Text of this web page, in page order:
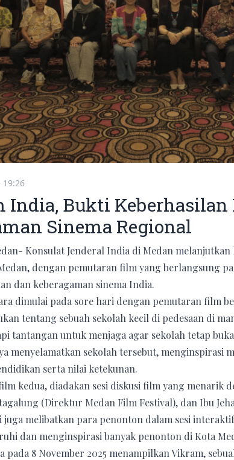
19:26
India, Bukti
Sinema Regional
Konsulat Jenderal India di Medan
dengan pemutaran film yang berlangsung
dan keberagaman sinema India.
dimulai pada sore hari dengan pemutaran film
tentang sebuah sekolah kecil di pedesaan di
tantangan untuk menjaga agar sekolah tetap
menyelamatkan sekolah tersebut, menginspirasi
serta nilai ketekunan.
kedua, diadakan sesi diskusi film yang menarik
(Direktur Medan Film Festival), dan Ibu
juga melibatkan para penonton dalam sesi
dan menginspirasi banyak penonton di Kota
pada 8 November 2025 menampilkan Vikram,